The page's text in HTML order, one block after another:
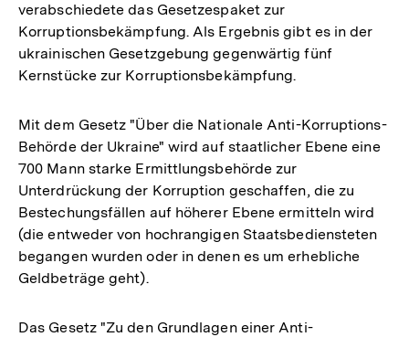
verabschiedete das Gesetzespaket zur
Korruptionsbekämpfung. Als Ergebnis gibt es in der
ukrainischen Gesetzgebung gegenwärtig fünf
Kernstücke zur Korruptionsbekämpfung.
Mit dem Gesetz "Über die Nationale Anti-Korruptions-
Behörde der Ukraine" wird auf staatlicher Ebene eine
700 Mann starke Ermittlungsbehörde zur
Unterdrückung der Korruption geschaffen, die zu
Bestechungsfällen auf höherer Ebene ermitteln wird
(die entweder von hochrangigen Staatsbediensteten
begangen wurden oder in denen es um erhebliche
Geldbeträge geht).
Das Gesetz "Zu den Grundlagen einer Anti-